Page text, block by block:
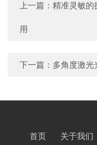
上一篇：精准灵敏的
用
下一篇： 多角度激光
首页 关于我们